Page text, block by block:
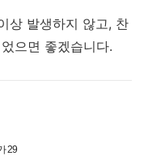
상 발생하지 않고, 찬
으면 좋겠습니다.